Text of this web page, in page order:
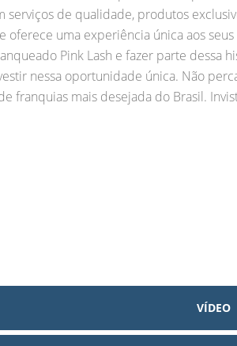
serviços de qualidade, produtos
oferece uma experiência única aos
Pink Lash e fazer parte dessa
nessa oportunidade única. Não
franquias mais desejada do Brasil.
VÍDEO